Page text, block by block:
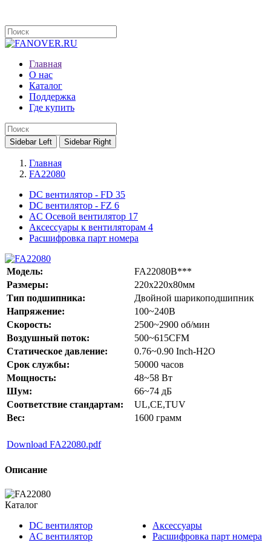
Главная
О нас
Каталог
Поддержка
Где купить
Sidebar Left Sidebar Right
Главная
FA22080
DC вентилятор - FD 35
DC вентилятор - FZ 6
AC Осевой вентилятор 17
Аксессуары к вентиляторам 4
Расшифровка парт номера
Модель:
FA22080B***
Размеры:
220x220x80мм
Тип подшипника:
Двойной шарикоподшипник
Напряжение:
100~240В
Скорость:
2500~2900 об/мин
Воздушный поток:
500~615CFM
Статическое давление:
0.76~0.90 Inch-H2O
Срок службы:
50000 часов
Мощность:
48~58 Вт
Шум:
66~74 дБ
Соответствие стандартам:
UL,CE,TUV
Вес:
1600 грамм
Download FA22080.pdf
Описание
Каталог
DC вентилятор
AC вентилятор
Аксессуары
Расшифровка парт номера